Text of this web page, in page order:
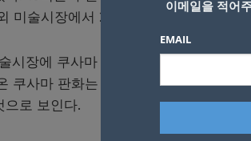
미술시장에서 20억 원을 호가한다.
시장에 쿠사마 열풍이 휩쓴 가운데 올
쿠사마 판화는 유찰됐다. 그동안 판화
으로 보인다.
이메일을 적어
EMAIL